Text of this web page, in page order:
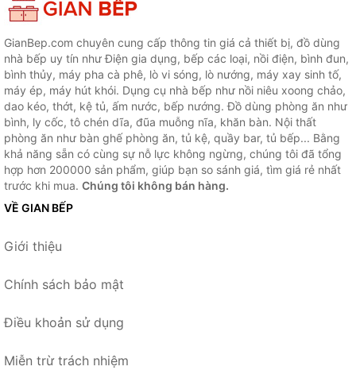
GianBep.com chuyên cung cấp thông tin giá cả thiết bị, đồ dùng
nhà bếp uy tín như Điện gia dụng, bếp các loại, nồi điện, bình đun,
bình thủy, máy pha cà phê, lò vi sóng, lò nướng, máy xay sinh tố,
máy ép, máy hút khói. Dụng cụ nhà bếp như nồi niêu xoong chảo,
dao kéo, thớt, kệ tủ, ấm nước, bếp nướng. Đồ dùng phòng ăn như
bình, ly cốc, tô chén dĩa, đũa muỗng nĩa, khăn bàn. Nội thất
phòng ăn như bàn ghế phòng ăn, tủ kệ, quầy bar, tủ bếp... Bằng
khả năng sẵn có cùng sự nỗ lực không ngừng, chúng tôi đã tổng
hợp hơn 200000 sản phẩm, giúp bạn so sánh giá, tìm giá rẻ nhất
trước khi mua. Chúng tôi không bán hàng.
VỀ GIAN BẾP
Giới thiệu
Chính sách bảo mật
Điều khoản sử dụng
Miễn trừ trách nhiệm